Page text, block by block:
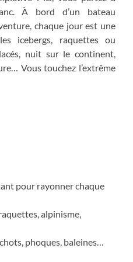
À bord d’un bateau
chaque jour est une
icebergs, raquettes ou
nuit sur le continent,
Vous touchez l’extrême
naviguez au plus près des
polaire, vous ressentez le
repoussent leurs
une approche plus
quotidiens sans
sur-mesure, pensée
chaque envie, chaque
pour rayonner chaque
alpinisme,
phoques, baleines…